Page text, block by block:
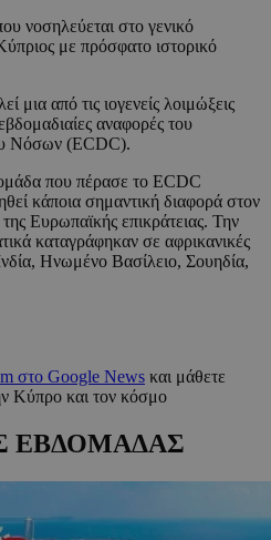
νοσηλεύεται στο γενικό
με πρόσφατο ιστορικό
μια από τις ιογενείς λοιμώξεις
αναφορές του
Νόσων (ECDC).
που πέρασε το ECDC
κάποια σημαντική διαφορά στον
Ευρωπαϊκής επικράτειας. Την
καταγράφηκαν σε αφρικανικές
Ηνωμένο Βασίλειο, Σουηδία,
στο Google News και μάθετε
Κύπρο και τον κόσμο
ΕΒΔΟΜΑΔΑΣ